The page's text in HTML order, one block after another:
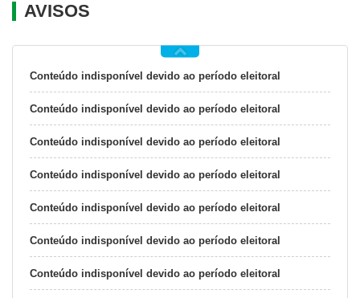
AVISOS
Conteúdo indisponível devido ao período eleitoral
Conteúdo indisponível devido ao período eleitoral
Conteúdo indisponível devido ao período eleitoral
Conteúdo indisponível devido ao período eleitoral
Conteúdo indisponível devido ao período eleitoral
Conteúdo indisponível devido ao período eleitoral
Conteúdo indisponível devido ao período eleitoral